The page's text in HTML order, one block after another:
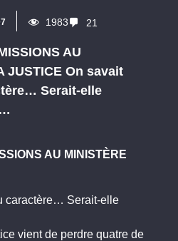
1983 21
AU
JUSTICE On savait
Serait-elle
AU MINISTÈRE
caractère… Serait-elle
vient de perdre quatre de